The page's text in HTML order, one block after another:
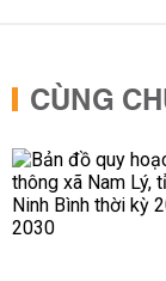
CÙNG